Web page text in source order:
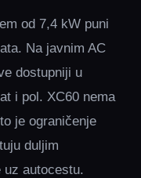
od 7,4 kW puni
Na javnim AC
dostupniji u
i pol. XC60 nema
je ograničenje
duljim
uz autocestu.